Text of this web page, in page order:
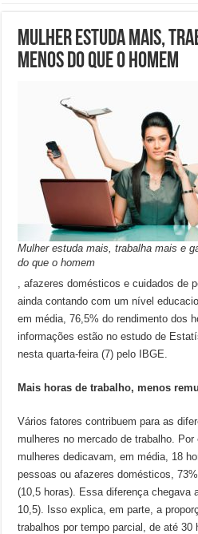
Mulher estuda mais,
menos do que o homem
Mulher estuda mais, trabalha mais e
do que o homem
, afazeres domésticos e cuidados de
ainda contando com um nível
em média, 76,5% do rendimento dos
informações estão no estudo de
nesta quarta-feira (7) pelo IBGE.
Mais horas de trabalho, menos
Vários fatores contribuem para as
mulheres no mercado de trabalho.
mulheres dedicavam, em média, 18
pessoas ou afazeres domésticos,
(10,5 horas). Essa diferença chegava
10,5). Isso explica, em parte, a
trabalhos por tempo parcial, de até 30